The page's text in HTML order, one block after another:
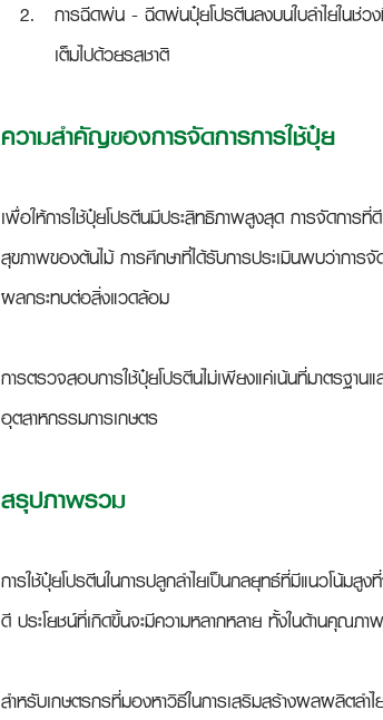
การฉีดพ่น - ฉีดพ่นปุ๋ยโปรตีนลงบนใบลำไยในช่ว
เต็มไปด้วยรสชาติ
ความสำคัญของการจัดการการใช้ปุ๋ย
เพื่อให้การใช้ปุ๋ยโปรตีนมีประสิทธิภาพสูงสุด การจัดการ
สุขภาพของต้นไม้ การศึกษาที่ได้รับการประเมินพบว่าการจั
ผลกระทบต่อสิ่งแวดล้อม
การตรวจสอบการใช้ปุ๋ยโปรตีนไม่เพียงแค่เน้นที่มาตรฐ
อุตสาหกรรมการเกษตร
สรุปภาพรวม
การใช้ปุ๋ยโปรตีนในการปลูกลำไยเป็นกลยุทธ์ที่มีแนวโน้
ดี ประโยชน์ที่เกิดขึ้นจะมีความหลากหลาย ทั้งในด้านคุณภ
สำหรับเกษตรกรที่มองหาวิธีในการเสริมสร้างผลผลิตลำ